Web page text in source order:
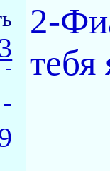
3
-
2-